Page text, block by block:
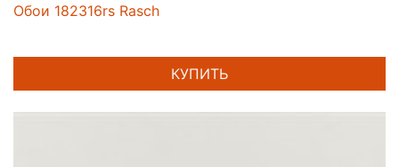
Обои 182316rs Rasch
КУПИТЬ